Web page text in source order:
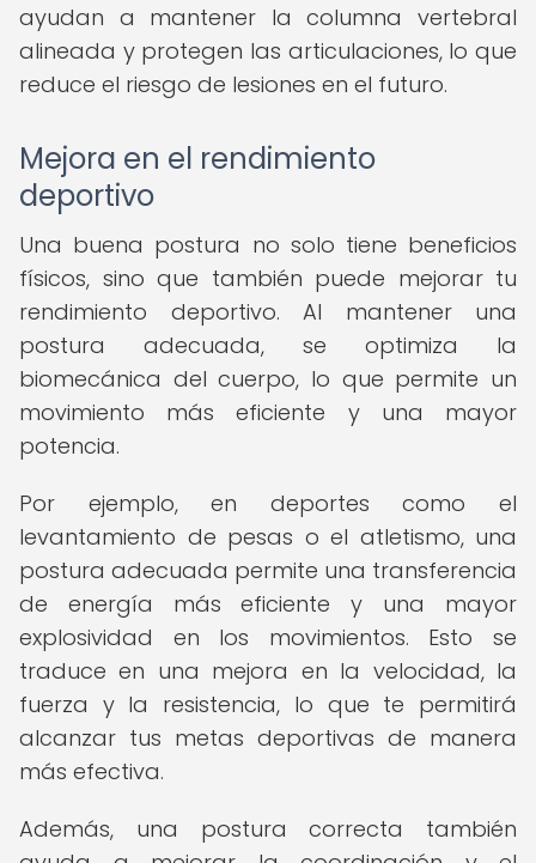
ayudan a mantener la columna vertebral
alineada y protegen las articulaciones, lo que
reduce el riesgo de lesiones en el futuro.
Mejora en el rendimiento
deportivo
Una buena postura no solo tiene beneficios
físicos, sino que también puede mejorar tu
rendimiento deportivo. Al mantener una
postura adecuada, se optimiza la
biomecánica del cuerpo, lo que permite un
movimiento más eficiente y una mayor
potencia.
Por ejemplo, en deportes como el
levantamiento de pesas o el atletismo, una
postura adecuada permite una transferencia
de energía más eficiente y una mayor
explosividad en los movimientos. Esto se
traduce en una mejora en la velocidad, la
fuerza y la resistencia, lo que te permitirá
alcanzar tus metas deportivas de manera
más efectiva.
Además, una postura correcta también